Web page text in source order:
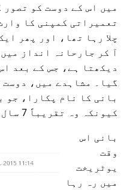
میں اس کے دوست کو
تعمیراتی کمپنی کا
چلا رہا تھا، اور پھر
آ کر جارحانہ انداز
دیکھتا ہے، جس کے بعد
گیا۔ مشاہدے میں،
بانی کا نام پکارا، جو
کیونکہ وہ تقریباً 7 سال سے اسے نہیں دیکھا تھا۔
بانی اس
وقت
یوٹریخت
میں رہ رہا